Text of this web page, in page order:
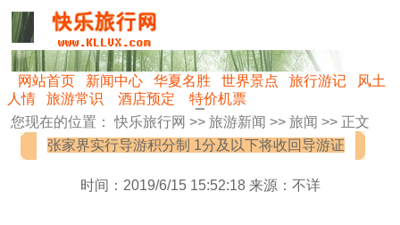
网站首页 新闻中心 华夏名胜 世界景点 旅行游记
风土
人情
旅游常识 酒店预定
特价机票
您现在的位置：快乐旅行网 >> 旅游新闻 >> 旅闻 >> 正文
张家界实行导游积分制 1分及以下将收回导游证
时间：2019/6/15 15:52:18 来源：不详